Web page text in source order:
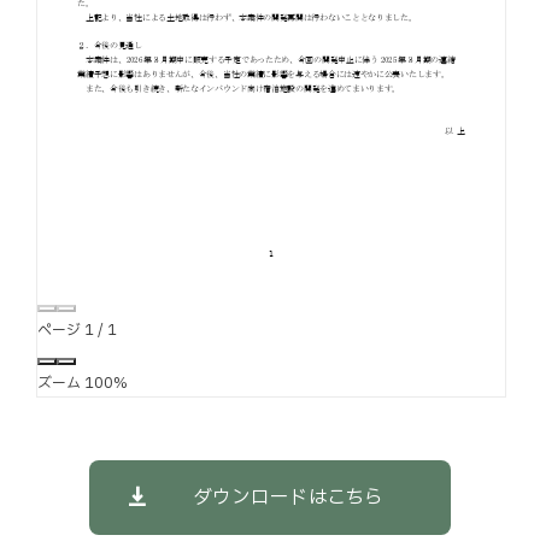
免責事項サイトマップ勧誘方針 IRポリシー
ページ 1/ 1
ズーム 100%
ダウンロードはこちら